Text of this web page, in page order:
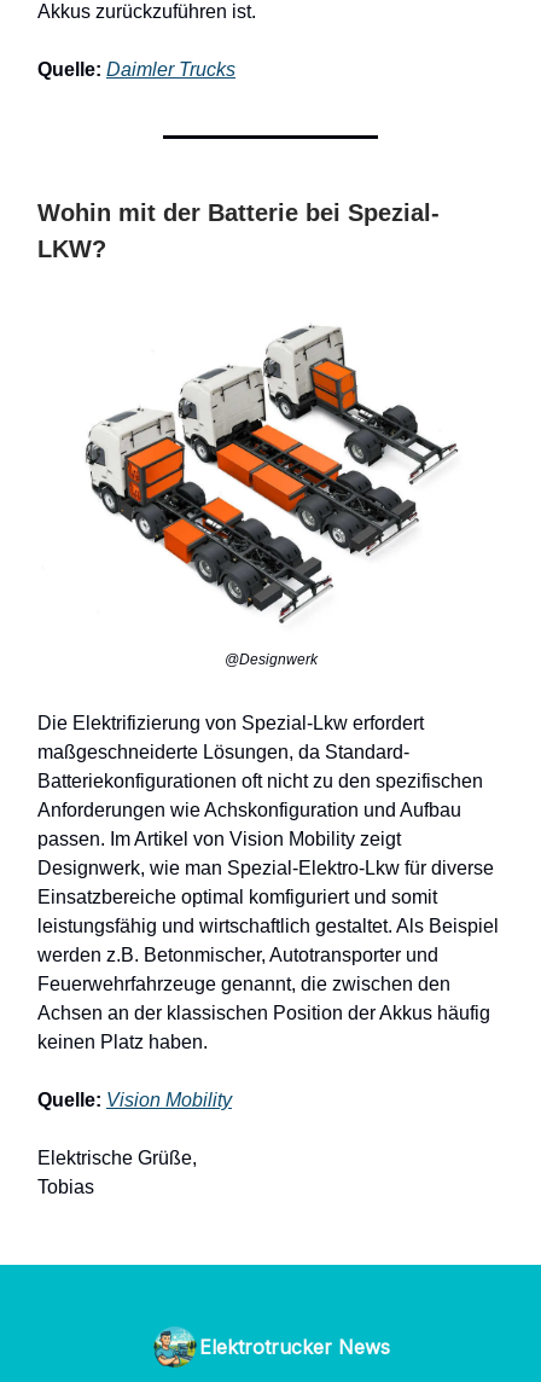
Akkus zurückzuführen ist.
Quelle: Daimler Trucks
Wohin mit der Batterie bei Spezial-
LKW?
@Designwerk
Die Elektrifizierung von Spezial-Lkw erfordert
maßgeschneiderte Lösungen, da Standard-
Batteriekonfigurationen oft nicht zu den spezifischen
Anforderungen wie Achskonfiguration und Aufbau
passen. Im Artikel von Vision Mobility zeigt
Designwerk, wie man Spezial-Elektro-Lkw für diverse
Einsatzbereiche optimal komfiguriert und somit
leistungsfähig und wirtschaftlich gestaltet. Als Beispiel
werden z.B. Betonmischer, Autotransporter und
Feuerwehrfahrzeuge genannt, die zwischen den
Achsen an der klassischen Position der Akkus häufig
keinen Platz haben.
Quelle: Vision Mobility
Elektrische Grüße,
Tobias
Elektrotrucker News